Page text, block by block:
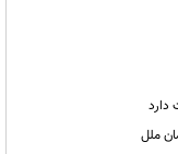
دارد
ملل